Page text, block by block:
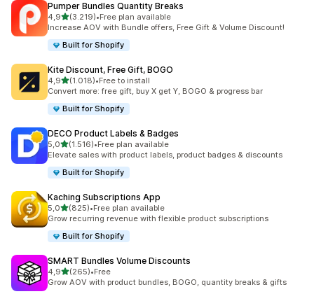
Pumper Bundles Quantity Breaks
4,9de 5 estrelas
(3.219)
3219 total de avaliações
•Free plan available
Increase AOV with Bundle offers, Free Gift & Volume Discount!
Built for Shopify
Kite Discount, Free Gift, BOGO
4,9de 5 estrelas
(1.018)
1018 total de avaliações
•Free to install
Convert more: free gift, buy X get Y, BOGO & progress bar
Built for Shopify
DECO Product Labels & Badges
5,0de 5 estrelas
(1.516)
1516 total de avaliações
•Free plan available
Elevate sales with product labels, product badges & discounts
Built for Shopify
Kaching Subscriptions App
5,0de 5 estrelas
(825)
825 total de avaliações
•Free plan available
Grow recurring revenue with flexible product subscriptions
Built for Shopify
SMART Bundles Volume Discounts
4,9de 5 estrelas
(265)
265 total de avaliações
•Free
Grow AOV with product bundles, BOGO, quantity breaks & gifts